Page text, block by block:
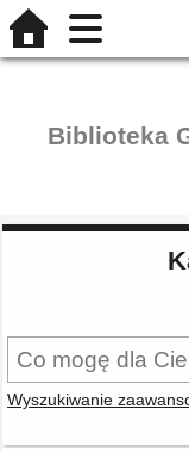
Biblioteka
Wyszukiwanie